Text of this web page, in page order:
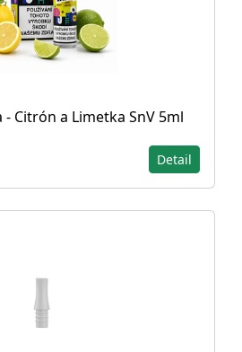
Citrón a Limetka SnV 5ml
Detail